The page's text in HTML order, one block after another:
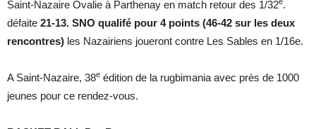
Saint-Nazaire Ovalie à Parthenay en match retour des 1/32e.
défaite 21-13. SNO qualifé pour 4 points (46-42 sur les deux
rencontres) les Nazairiens joueront contre Les Sables en 1/16e.
A Saint-Nazaire, 38e édition de la rugbimania avec près de 1000
jeunes pour ce rendez-vous.